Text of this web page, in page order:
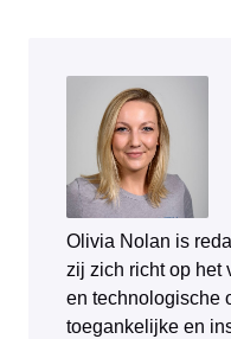
Olivia Nolan is
zij zich richt op het
en technologische
toegankelijke en